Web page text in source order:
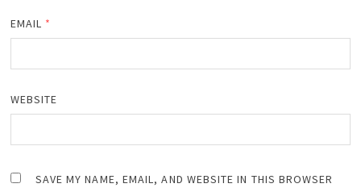
EMAIL *
WEBSITE
SAVE MY NAME, EMAIL, AND WEBSITE IN THIS BROWSER